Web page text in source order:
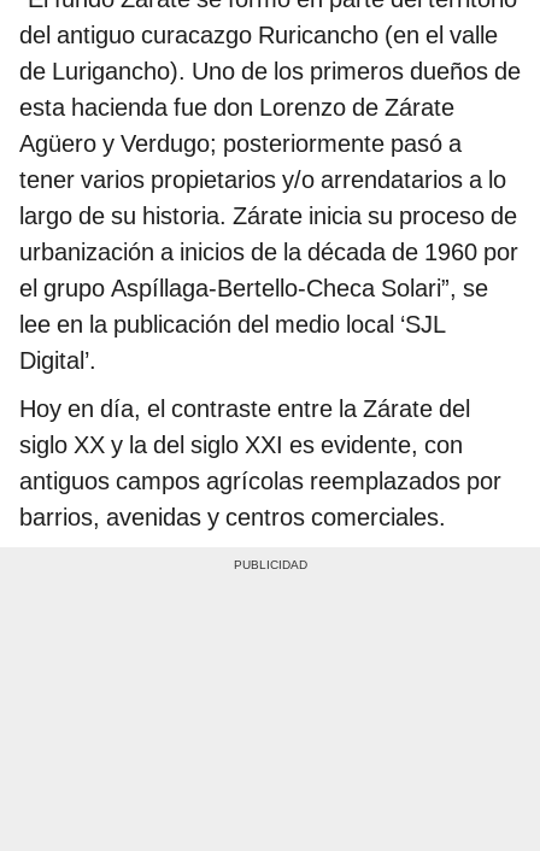
del antiguo curacazgo Ruricancho (en el valle
de Lurigancho). Uno de los primeros dueños de
esta hacienda fue don Lorenzo de Zárate
Agüero y Verdugo; posteriormente pasó a
tener varios propietarios y/o arrendatarios a lo
largo de su historia. Zárate inicia su proceso de
urbanización a inicios de la década de 1960 por
el grupo Aspíllaga-Bertello-Checa Solari”, se
lee en la publicación del medio local ‘SJL
Digital’.
Hoy en día, el contraste entre la Zárate del
siglo XX y la del siglo XXI es evidente, con
antiguos campos agrícolas reemplazados por
barrios, avenidas y centros comerciales.